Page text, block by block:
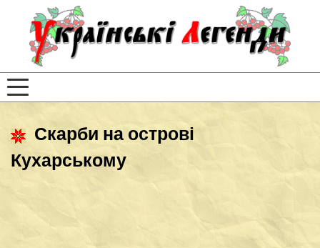
Скарби на острові
Кухарському